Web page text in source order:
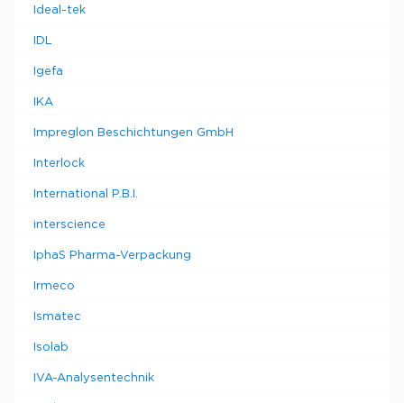
Ideal-tek
IDL
Igefa
IKA
Impreglon Beschichtungen GmbH
Interlock
International P.B.I.
interscience
IphaS Pharma-Verpackung
Irmeco
Ismatec
Isolab
IVA-Analysentechnik